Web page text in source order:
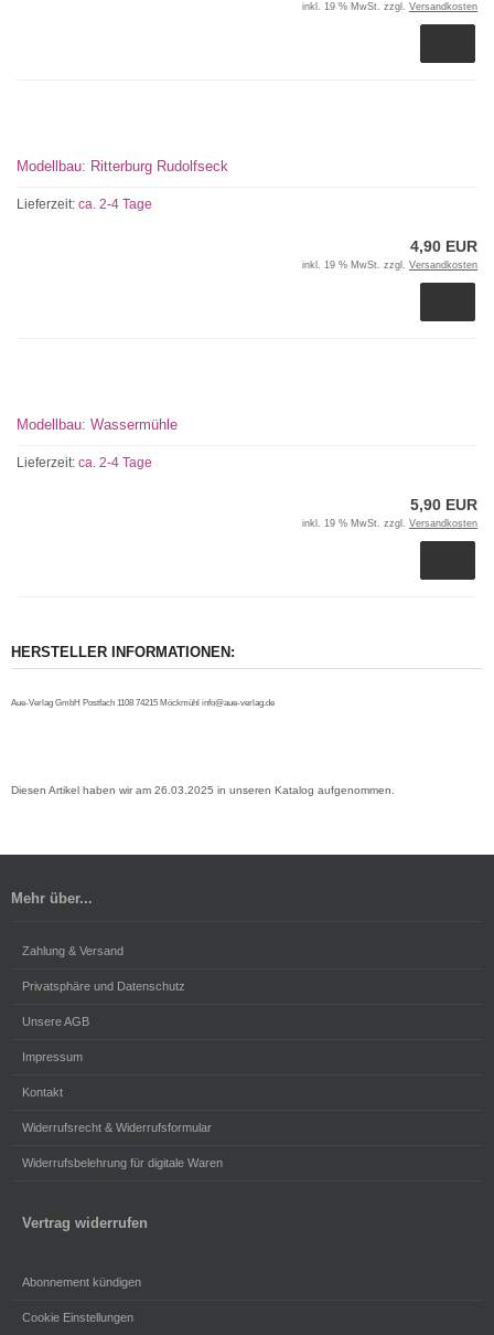
inkl. 19 % MwSt. zzgl. Versandkosten
Modellbau: Ritterburg Rudolfseck
Lieferzeit: ca. 2-4 Tage
4,90 EUR
inkl. 19 % MwSt. zzgl. Versandkosten
Modellbau: Wassermühle
Lieferzeit: ca. 2-4 Tage
5,90 EUR
inkl. 19 % MwSt. zzgl. Versandkosten
HERSTELLER INFORMATIONEN:
Aue-Verlag GmbH Postfach 1108 74215 Möckmühl info@aue-verlag.de
Diesen Artikel haben wir am 26.03.2025 in unseren Katalog aufgenommen.
Mehr über...
Zahlung & Versand
Privatsphäre und Datenschutz
Unsere AGB
Impressum
Kontakt
Widerrufsrecht & Widerrufsformular
Widerrufsbelehrung für digitale Waren
Vertrag widerrufen
Abonnement kündigen
Cookie Einstellungen